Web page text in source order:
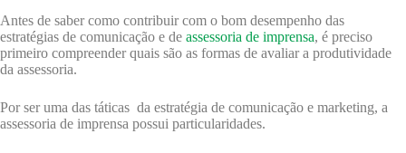
Antes de saber como contribuir com o bom desempenho das
estratégias de comunicação e de assessoria de imprensa, é preciso
primeiro compreender quais são as formas de avaliar a produtividade
da assessoria.
Por ser uma das táticas da estratégia de comunicação e marketing, a
assessoria de imprensa possui particularidades.